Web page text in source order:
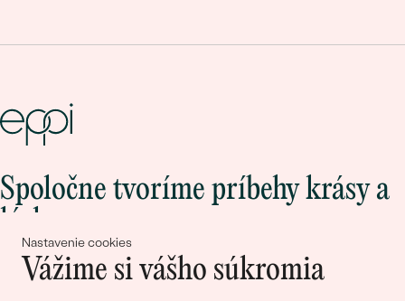
Nastavenie cookies
Vážime si vášho súkromia
Spoločne tvoríme príbehy krásy a
lásky
Pripojte sa k nám!